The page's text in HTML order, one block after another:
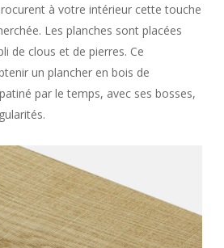
à votre intérieur cette touche
Les planches sont placées
de clous et de pierres. Ce
un plancher en bois de
par le temps, avec ses bosses,